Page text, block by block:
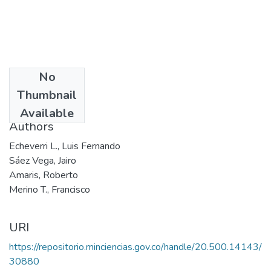
No
Thumbnail
Available
1991
Authors
Echeverri L., Luis Fernando
Sáez Vega, Jairo
Amaris, Roberto
Merino T., Francisco
URI
https://repositorio.minciencias.gov.co/handle/20.500.14143/
30880